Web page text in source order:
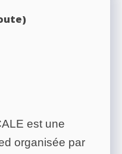
est une
organisée par